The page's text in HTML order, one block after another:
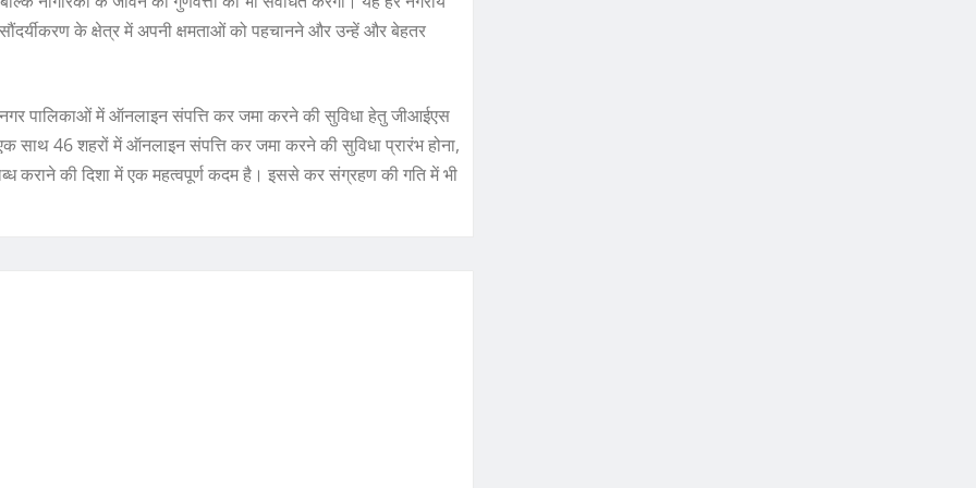
के क्षेत्र में अपनी क्षमताओं को पहचानने और उन्हें और बेहतर
पालिकाओं में ऑनलाइन संपत्ति कर जमा करने की सुविधा हेतु जीआईएस
साथ 46 शहरों में ऑनलाइन संपत्ति कर जमा करने की सुविधा प्रारंभ होना,
कराने की दिशा में एक महत्वपूर्ण कदम है। इससे कर संग्रहण की गति में भी